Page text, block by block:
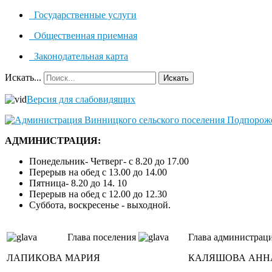
Государственные услуги
Общественная приемная
Законодательная карта
Искать... Искать
Версия для слабовидящих
АДМИНИСТРАЦИЯ:
Понедельник- Четверг- с 8.20 до 17.00
Перерыв на обед с 13.00 до 14.00
Пятница- 8.20 до 14. 10
Перерыв на обед с 12.00 до 12.30
Суббота, воскресенье - выходной.
Глава поселения
ЛАПИКОВА МАРИЯ
Глава
КАЛЯШОВА